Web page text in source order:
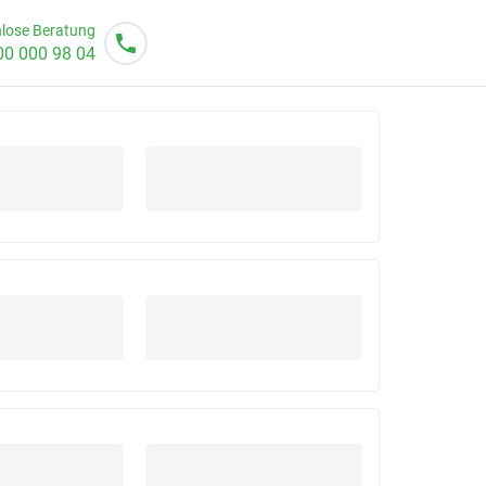
Beratung
000 98 04